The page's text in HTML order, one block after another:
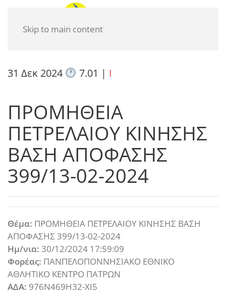
Skip to main content
31 Δεκ 2024 7.01 | I
ΠΡΟΜΗΘΕΙΑ
ΠΕΤΡΕΛΑΙΟΥ ΚΙΝΗΣΗΣ
ΒΑΣΗ ΑΠΟΦΑΣΗΣ
399/13-02-2024
Θέμα: ΠΡΟΜΗΘΕΙΑ ΠΕΤΡΕΛΑΙΟΥ ΚΙΝΗΣΗΣ ΒΑΣΗ
ΑΠΟΦΑΣΗΣ 399/13-02-2024
Ημ/νια: 30/12/2024 17:59:09
Φορέας: ΠΑΝΠΕΛΟΠΟΝΝΗΣΙΑΚΟ ΕΘΝΙΚΟ
ΑΘΛΗΤΙΚΟ ΚΕΝΤΡΟ ΠΑΤΡΩΝ
ΑΔΑ: 976Ν469Η32-ΧΙ5